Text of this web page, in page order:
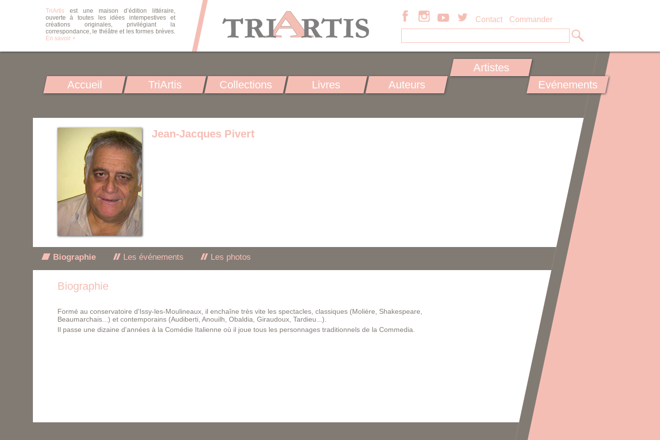
TriArtisest une maison d’édition littéraire,
ouverte à toutes les idées intempestives et
créations originales, privilégiant la
correspondance, le théâtre et les formes brèves.
En savoir +
Contact Commander
Accueil TriArtis Collections Livres Auteurs
Artistes
Evénements
Jean-Jacques Pivert
Biographie Les événements Les photos
Biographie
Formé au conservatoire d'Issy-les-Moulineaux, il enchaîne très vite les spectacles, classiques (Molière, Shakespeare,
Beaumarchais...) et contemporains (Audiberti, Anouilh, Obaldia, Giraudoux, Tardieu...).
Il passe une dizaine d'années à la Comédie Italienne où il joue tous les personnages traditionnels de la Commedia.